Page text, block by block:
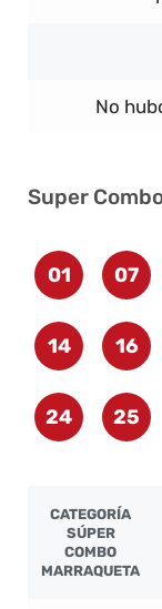
No
Super
01 07
14 16
24 25
CATEGORÍA
SÚPER
COMBO
MARRAQUETA